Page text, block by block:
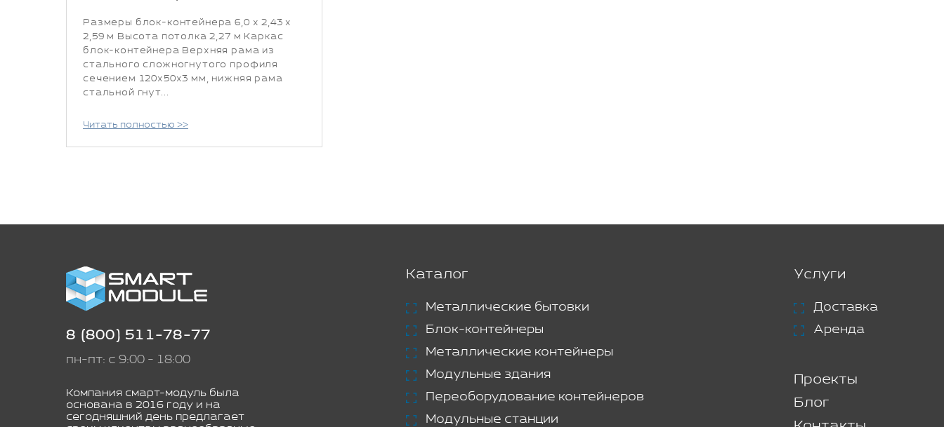
Размеры блок-контейнера 6,0 х 2,43 х
2,59 м Высота потолка 2,27 м Каркас
блок-контейнера Верхняя рама из
стального сложногнутого профиля
сечением 120х50х3 мм, нижняя рама
стальной гнут...
Читать полностью >>
8 (800) 511-78-77
пн-пт: с 9:00 - 18:00
Компания смарт-модуль была
основана в 2016 году и на
сегодняшний день предлагает
Каталог
Металлические бытовки
Блок-контейнеры
Металлические контейнеры
Модульные здания
Переоборудование контейнеров
Модульные станции
Услуги
Доставка
Аренда
Проекты
Блог